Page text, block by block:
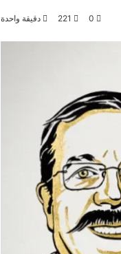
0
221 دقيقة واحدة